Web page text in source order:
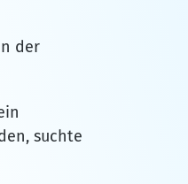
der
suchte